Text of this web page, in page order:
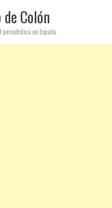
Colón
en España